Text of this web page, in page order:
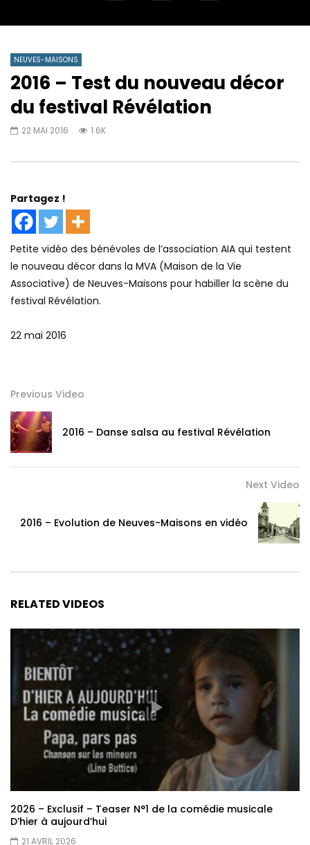
NEUVES-MAISONS
2016 – Test du nouveau décor
du festival Révélation
22 MAI 2016 1.6K
Partagez !
Petite vidéo des bénévoles de l’association AIA qui testent
le nouveau décor dans la MVA (Maison de la Vie
Associative) de Neuves-Maisons pour habiller la scène du
festival Révélation.
22 mai 2016
Previous Video
2016 – Danse salsa au festival Révélation
Next Video
2016 – Evolution de Neuves-Maisons en vidéo
RELATED VIDEOS
2026 – Exclusif – Teaser N°1 de la comédie musicale
D’hier à aujourd’hui
21 AVRIL 2026